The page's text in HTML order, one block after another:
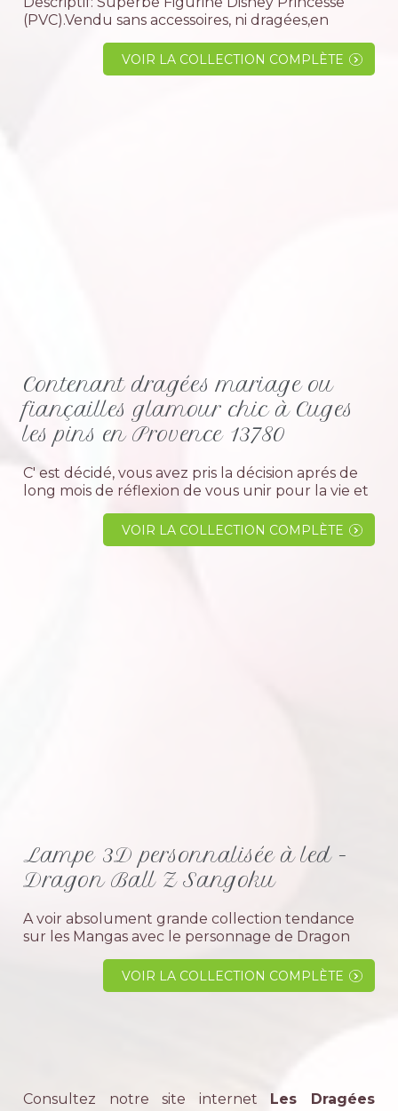
(PVC).Vendu sans accessoires, ni dragées,en
Aurore et Ariel).Collection princesse pour faire
plaisir aux grandes et aux petites filles pour...
VOIR LA COLLECTION COMPLÈTE
Contenant dragées mariage ou
fiançailles glamour chic à Cuges
les pins en Provence 13780
C' est décidé, vous avez pris la décision aprés de
long mois de réflexion de vous unir pour la vie et
aller devant le curé est de prononcer le mot...
VOIR LA COLLECTION COMPLÈTE
Lampe 3D personnalisée à led -
Dragon Ball Z Sangoku
A voir absolument grande collection tendance
sur les Mangas avec le personnage de Dragon
homme ?La lampe Sangoku sera le cadeau idéal
pour un homme qu' il adolescent ou grand
VOIR LA COLLECTION COMPLÈTE
Consultez notre site internet Les Dragées